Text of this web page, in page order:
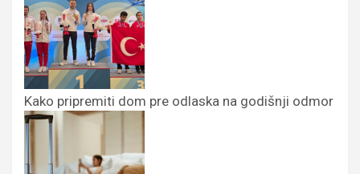
Kako pripremiti dom pre odlaska na godišnji odmor